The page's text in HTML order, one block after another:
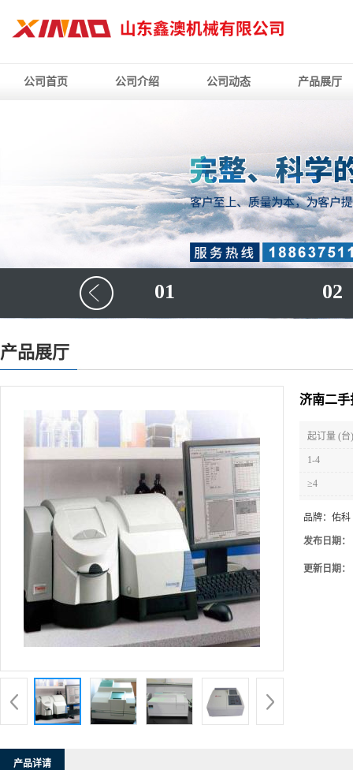
公司首页 公司介绍 公司动态 产品展厅
01 02
产品展厅
济南二手
起订量 (台)
1-4
≥4
品牌： 佑科
发布日期：
更新日期：
产品详请